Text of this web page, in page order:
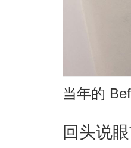
当年的
回头说